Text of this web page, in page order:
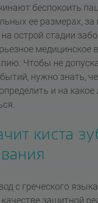
беспокоить
ее размерах,
острой стадии
медицинское
Чтобы не
нужно знать,
и на какое
киста
с греческого
качестве защитной